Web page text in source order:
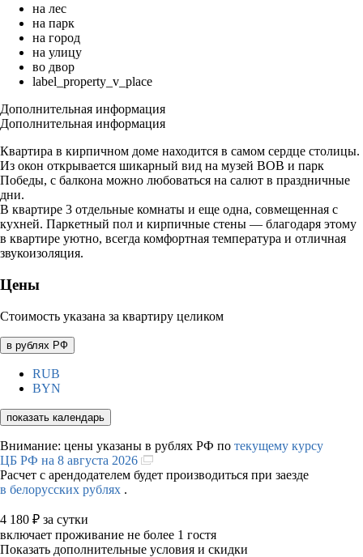
на лес
на парк
на город
на улицу
во двор
label_property_v_place
Дополнительная информация
Дополнительная информация
Квартира в кирпичном доме находится в самом сердце столицы.
Из окон открывается шикарный вид на музей ВОВ и парк
Победы, с балкона можно любоваться на салют в праздничные
дни.
В квартире 3 отдельные комнаты и еще одна, совмещенная с
кухней. Паркетный пол и кирпичные стены — благодаря этому
в квартире уютно, всегда комфортная температура и отличная
звукоизоляция.
Цены
Стоимость указана за квартиру целиком
в рублях РФ
RUB
BYN
показать календарь
Внимание: цены указаны в рублях РФ по текущему курсу
ЦБ РФ на 8 августа 2026
Расчет с арендодателем будет производиться при заезде
в белорусских рублях .
4 180 ₽ за сутки
включает проживание не более 1 гостя
Показать дополнительные условия и скидки